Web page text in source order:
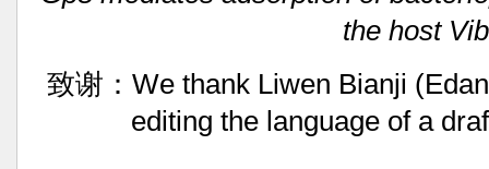
thehost
致谢：WethankLiwen Bianji
editing the language ofa